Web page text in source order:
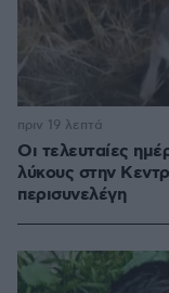
Οι τελευταίες
λύκους στην
περισυνελέγη
πριν 19 λεπτά